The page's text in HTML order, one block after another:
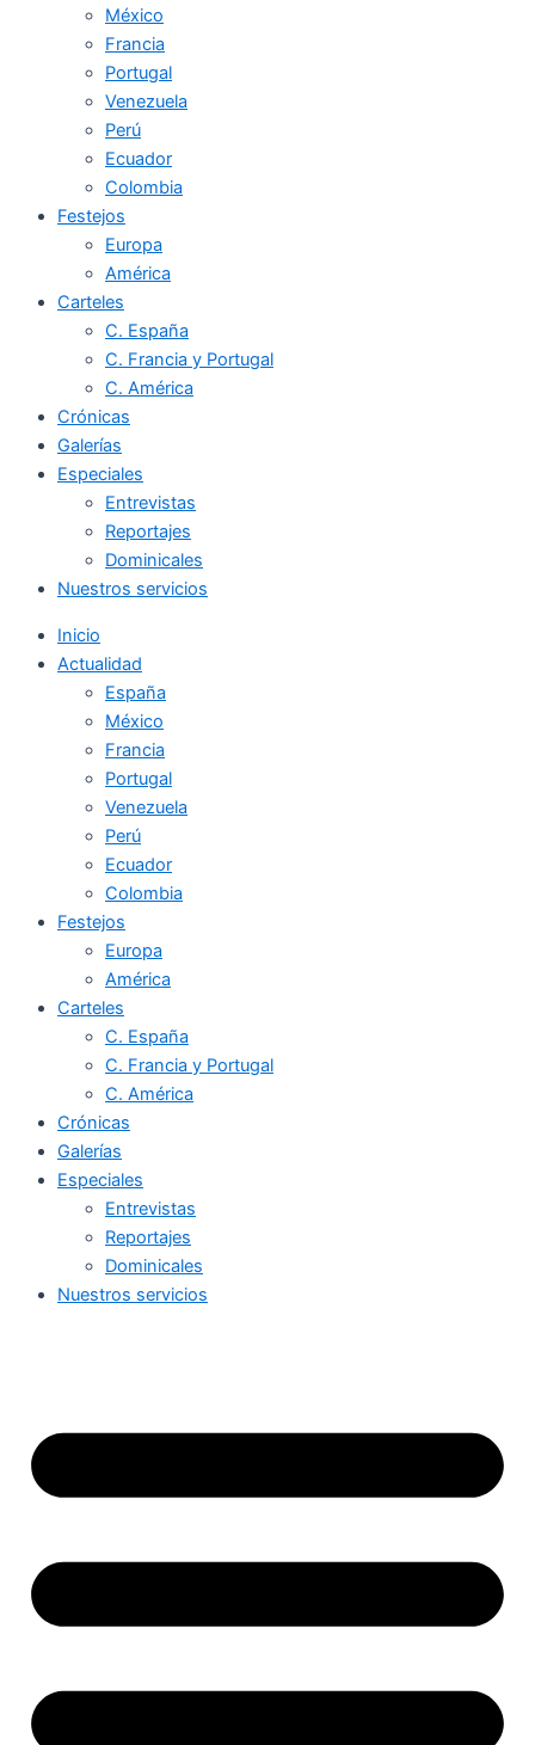
México
Francia
Portugal
Venezuela
Perú
Ecuador
Colombia
Festejos
Europa
América
Carteles
C. España
C. Francia y Portugal
C. América
Crónicas
Galerías
Especiales
Entrevistas
Reportajes
Dominicales
Nuestros servicios
Inicio
Actualidad
España
México
Francia
Portugal
Venezuela
Perú
Ecuador
Colombia
Festejos
Europa
América
Carteles
C. España
C. Francia y Portugal
C. América
Crónicas
Galerías
Especiales
Entrevistas
Reportajes
Dominicales
Nuestros servicios